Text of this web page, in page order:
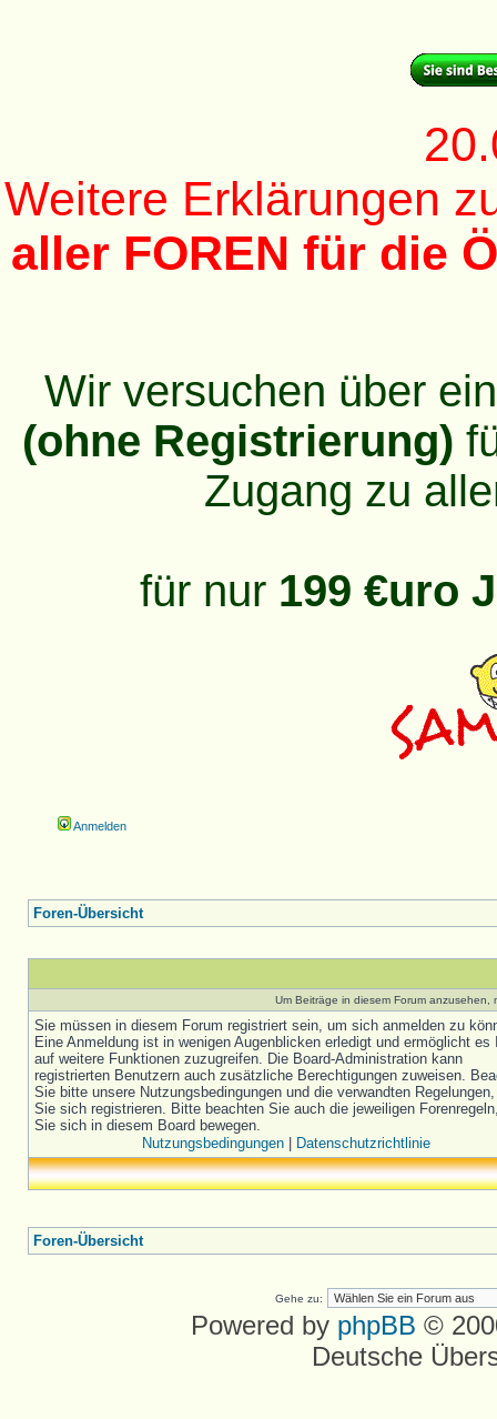
Weitere Erklärungen
aller FOREN für die
Wir versuchen über
(ohne Registrierung)
Zugang zu
für nur 199 €uro
Anmelden
Foren-Übersicht
Um Beiträge in diesem Forum
Sie müssen in diesem Forum registriert sein, um sich anmelden zu
Eine Anmeldung ist in wenigen Augenblicken erledigt und ermöglicht es
auf weitere Funktionen zuzugreifen. Die Board-Administration kann
registrierten Benutzern auch zusätzliche Berechtigungen zuweisen.
Sie bitte unsere Nutzungsbedingungen und die verwandten
Sie sich registrieren. Bitte beachten Sie auch die jeweiligen
Sie sich in diesem Board bewegen.
Nutzungsbedingungen| Datenschutzrichtlinie
Foren-Übersicht
Gehe zu:
Powered by phpBB ©
Deutsche